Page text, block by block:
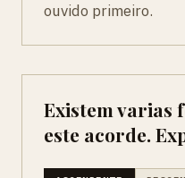
ouvido primeiro.
Existem varias
este acorde.